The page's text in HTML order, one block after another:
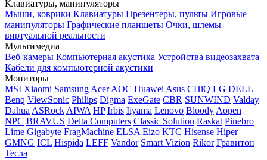
Клавиатуры, манипуляторы
Мыши, коврики Клавиатуры Презентеры, пульты Игровые
манипуляторы Графические планшеты Очки, шлемы
виртуальной реальности
Мультимедиа
Веб-камеры Компьютерная акустика Устройства видеозахвата
Кабели для компьютерной акустики
Мониторы
MSI Xiaomi Samsung Acer AOC Huawei Asus CHiQ LG DELL
Benq ViewSonic Philips Digma ExeGate CBR SUNWIND Valday
Dahua ASRock AIWA HP Irbis Iiyama Lenovo Bloody Aopen
NPC BRAVUS Delta Computers Classic Solution Raskat Pinebro
Lime Gigabyte FragMachine ELSA Eizo KTC Hisense Hiper
GMNG ICL Hispida LEFF Vandor Smart Vizion Rikor Гравитон
Тесла